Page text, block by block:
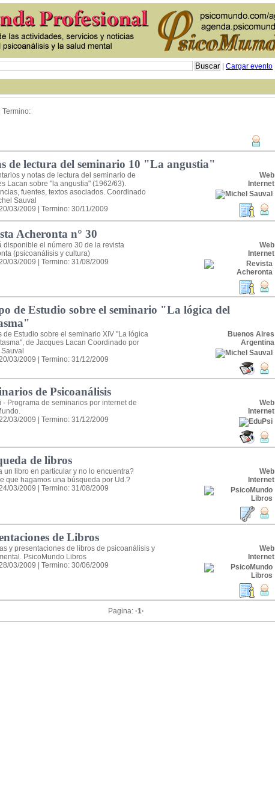
Cargar evento
Termino:
de lectura del seminario 10 "La angustia"
Web
Internet
y notas de lectura del seminario de
Lacan sobre "la angustia" (1962/63).
fuentes, textos asociados. Coordinado
Sauval
03/2009 | Termino: 30/11/2009
Acheronta n° 30
Web
Internet
disponible el número 30 de la revista
(psicoanálisis y cultura)
03/2009 | Termino: 31/08/2009
de Estudio sobre el seminario "La lógica del
Buenos Aires
Argentina
de Estudio sobre el seminario XIV "La lógica
de Jacques Lacan Coordinado por
03/2009 | Termino: 31/12/2009
de Psicoanálisis
Web
Internet
- Programa de seminarios por internet de
03/2009 | Termino: 31/12/2009
de libros
Web
Internet
un libro en particular y no lo encuentra?
que hagamos una búsqueda por Ud.?
03/2009 | Termino: 31/08/2009
de Libros
Web
Internet
y presentaciones de libros de psicoanálisis y
PsicoMundo Libros
03/2009 | Termino: 30/06/2009
Pagina: ·1·